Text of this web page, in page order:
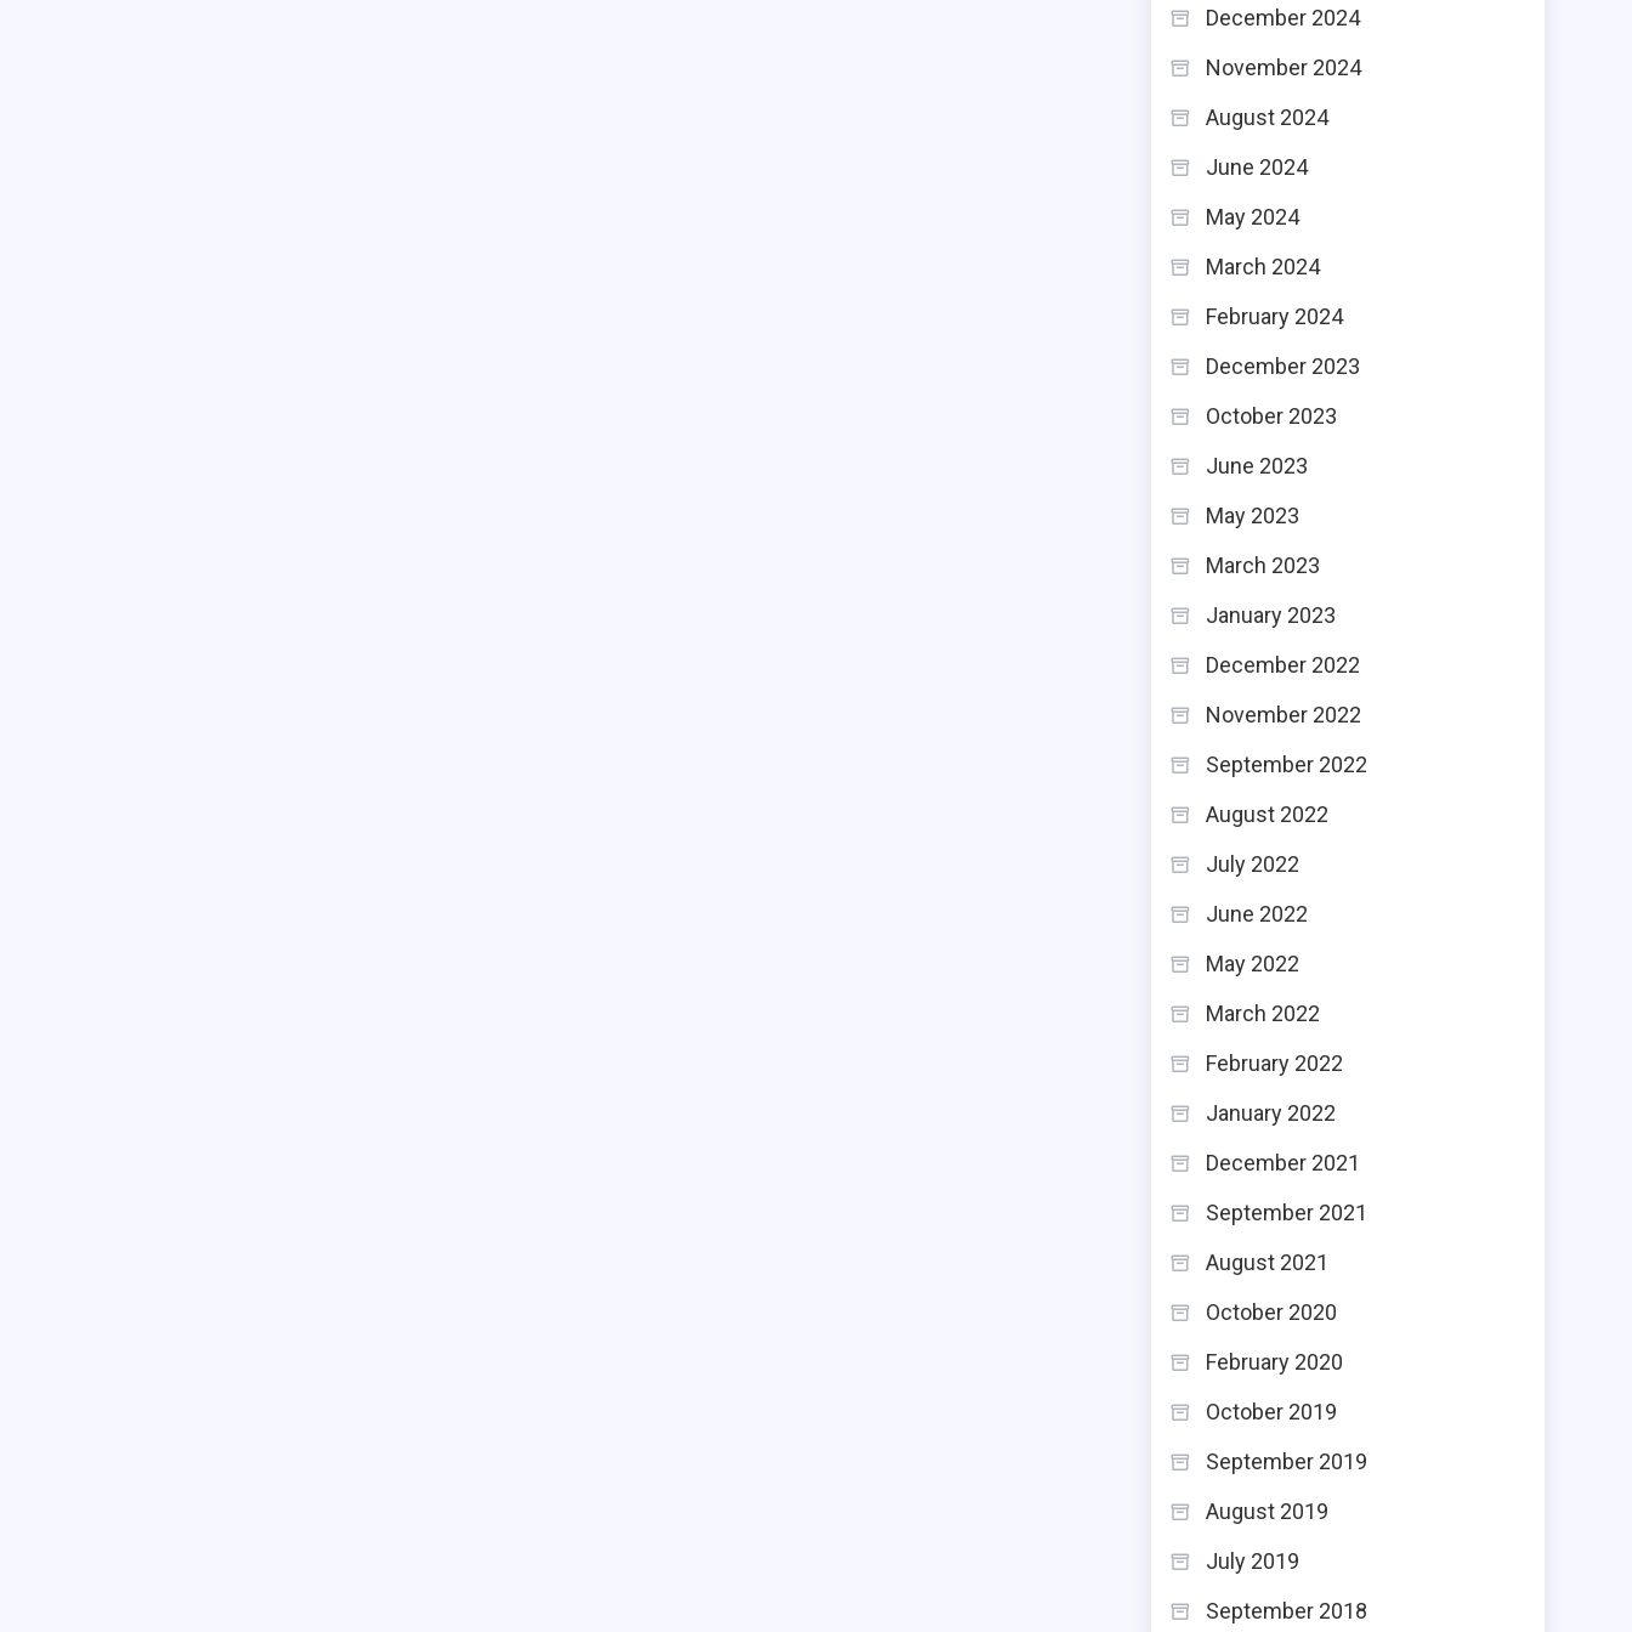
December 2024
November 2024
August 2024
June 2024
May 2024
March 2024
February 2024
December 2023
October 2023
June 2023
May 2023
March 2023
January 2023
December 2022
November 2022
September 2022
August 2022
July 2022
June 2022
May 2022
March 2022
February 2022
January 2022
December 2021
September 2021
August 2021
October 2020
February 2020
October 2019
September 2019
August 2019
July 2019
September 2018